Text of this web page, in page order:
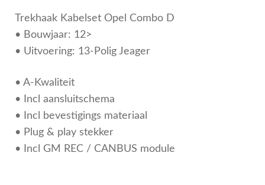
Trekhaak Kabelset Opel Combo D
• Bouwjaar: 12>
• Uitvoering: 13-Polig Jeager
• A-Kwaliteit
• Incl aansluitschema
• Incl bevestigings materiaal
• Plug & play stekker
• Incl GM REC / CANBUS module